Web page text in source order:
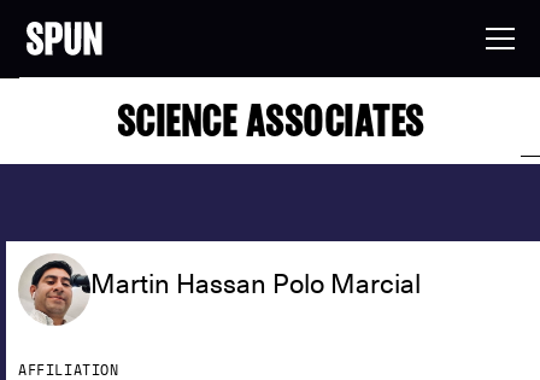
SCIENCE ASSOCIATES
Martin Hassan Polo Marcial
AFFILIATION